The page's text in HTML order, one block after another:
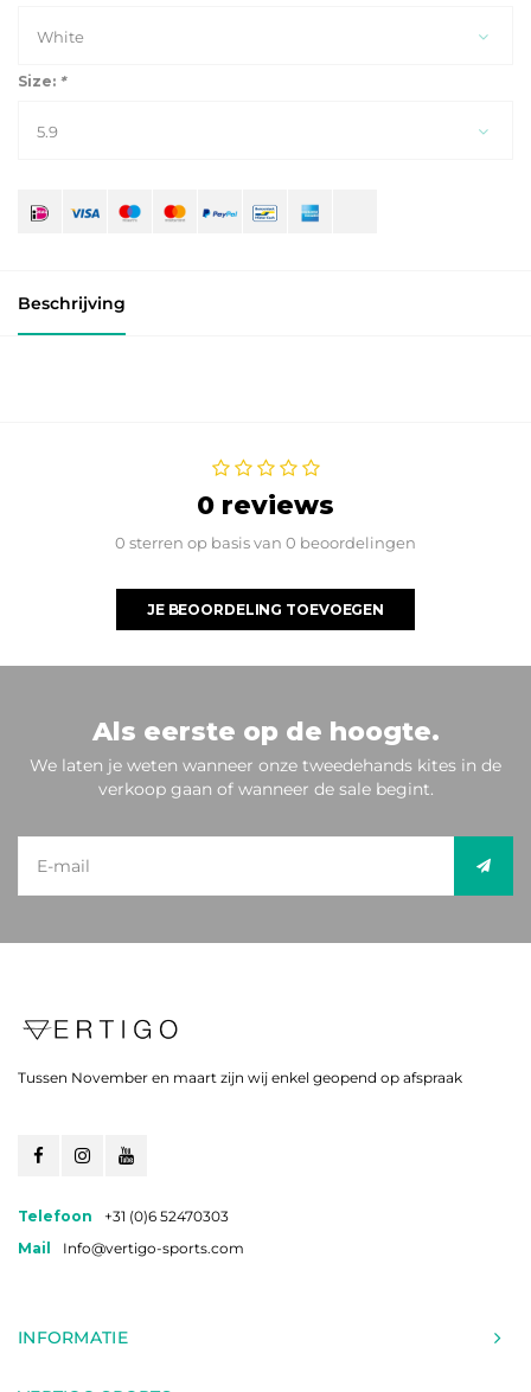
White
Size: *
5.9
Beschrijving
0 reviews
0 sterren op basis van 0 beoordelingen
JE BEOORDELING TOEVOEGEN
Als eerste op de hoogte.
We laten je weten wanneer onze tweedehands kites in de
verkoop gaan of wanneer de sale begint.
Tussen November en maart zijn wij enkel geopend op afspraak
Telefoon
+31 (0)6 52470303
Mail
Info@vertigo-sports.com
INFORMATIE